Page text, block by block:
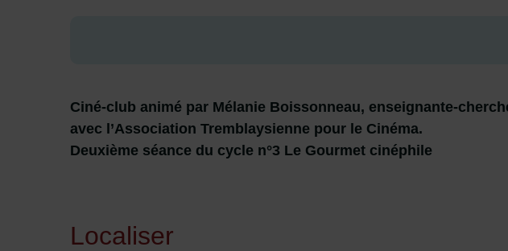
Ciné-club animé par Mélanie Boissonneau, enseignante-
avec l’Association Tremblaysienne pour le Cinéma.
Deuxième séance du cycle n°3 Le Gourmet cinéphile
Localiser